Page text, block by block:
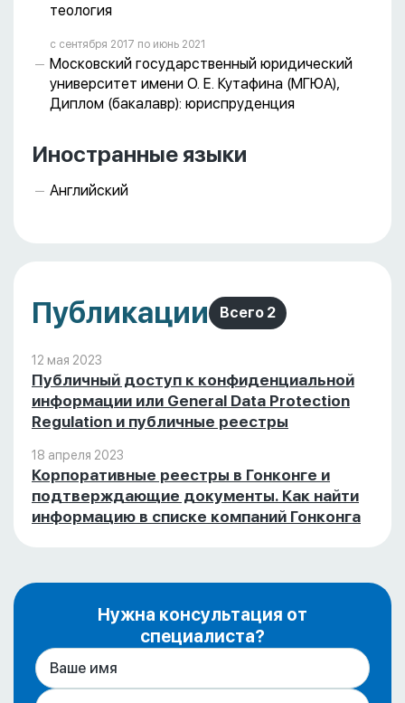
теология
с сентября 2017 пo июнь 2021
Московский государственный юридический
университет имени О. Е. Кутафина (МГЮА),
Диплом (бакалавр): юриспруденция
Иностранные языки
Английский
Публикации Всего 2
12 мая 2023
Публичный доступ к конфиденциальной
информации или General Data Protection
Regulation и публичные реестры
18 апреля 2023
Корпоративные реестры в Гонконге и
подтверждающие документы. Как найти
информацию в списке компаний Гонконга
Нужна консультация от
специалиста?